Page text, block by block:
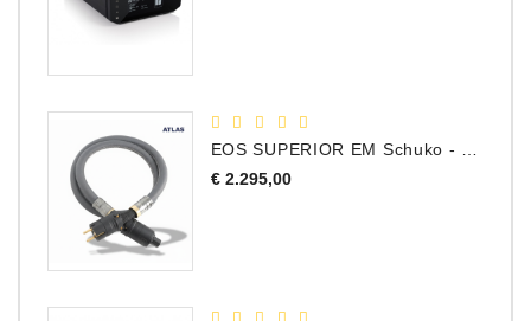
€ 2.295,00Prijs